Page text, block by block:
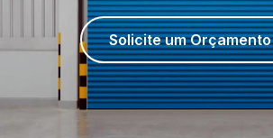
Solicite um Orçamento